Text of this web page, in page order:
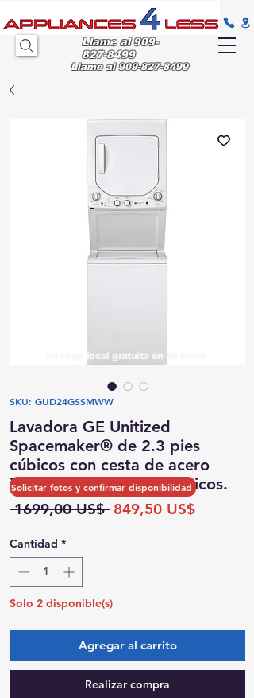
Llame al909-
827-8499
Llame al909-827-8499
SKU: GUD24GSSMWW
Lavadora GE Unitized
Spacemaker® de 2.3 pies
cúbicos con cesta de acero
inoxidable y 4.4 pies cúbicos.
1699,00 US$ Precio
849,50 US$Precio
Cantidad *
Solo 2 disponible(s)
Agregar al carrito
Realizar compra
local gratuita en 48 horas
Posibilidad de recogida el mismo día
Solicitar fotos y confirmar disponibilidad